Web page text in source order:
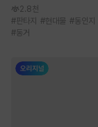
2.8천
#판타지 #현대물 #동인지
#동거